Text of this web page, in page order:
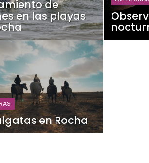
de
en las playas
en Rocha